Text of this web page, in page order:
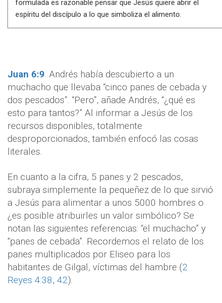
formulada es razonable pensar que Jesús quiere abrir el
espíritu del discípulo a lo que simboliza el alimento.
Juan 6:9. Andrés había descubierto a un
muchacho que llevaba “cinco panes de cebada y
dos pescados”. “Pero”, añade Andrés, “¿qué es
esto para tantos?” Al informar a Jesús de los
recursos disponibles, totalmente
desproporcionados, también enfocó las cosas
literales.
En cuanto a la cifra, 5 panes y 2 pescados,
subraya simplemente la pequeñez de lo que sirvió
a Jesús para alimentar a unos 5000 hombres o
¿es posible atribuirles un valor simbólico? Se
notan las siguientes referencias: “el muchacho” y
“panes de cebada”. Recordemos el relato de los
panes multiplicados por Eliseo para los
habitantes de Gilgal, víctimas del hambre (2
Reyes 4:38, 42).